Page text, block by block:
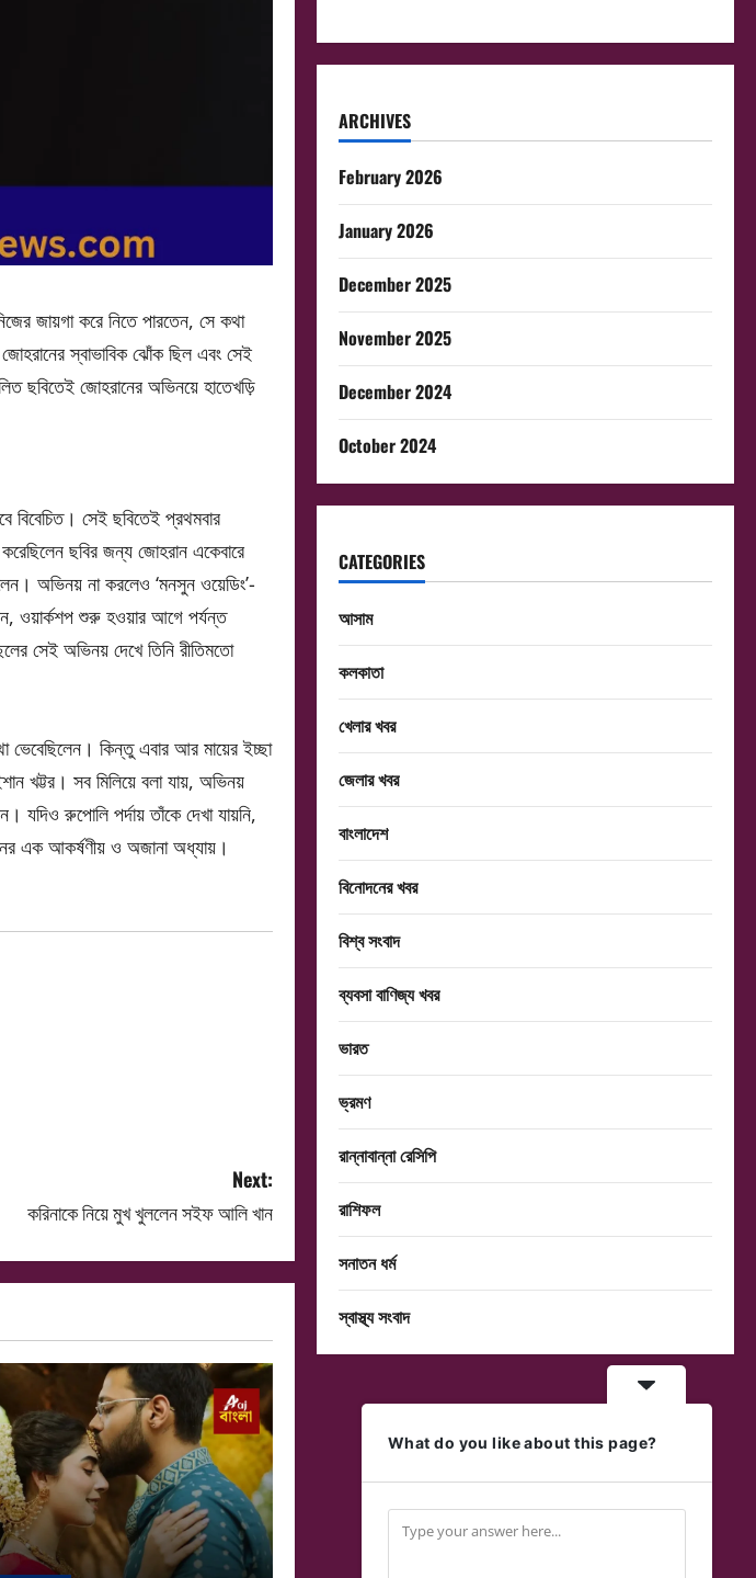
জায়গা করে নিতে পারতেন, সে কথা
স্বাভাবিক ঝোঁক ছিল এবং সেই
ছবিতেই জোহরানের অভিনয়ে হাতেখড়ি
বিবেচিত। সেই ছবিতেই প্রথমবার
ছবির জন্য জোহরান একেবারে
অভিনয় না করলেও ‘মনসুন ওয়েডিং’-
ওয়ার্কশপ শুরু হওয়ার আগে পর্যন্ত
সেই অভিনয় দেখে তিনি রীতিমতো
ভেবেছিলেন। কিন্তু এবার আর মায়ের ইচ্ছা
খট্টর। সব মিলিয়ে বলা যায়, অভিনয়
যদিও রুপোলি পর্দায় তাঁকে দেখা যায়নি,
এক আকর্ষণীয় ও অজানা অধ্যায়।
Next:
করিনাকে নিয়ে মুখ খুললেন সইফ আলি খান
ARCHIVES
February 2026
January 2026
December 2025
November 2025
December 2024
October 2024
CATEGORIES
আসাম
কলকাতা
খেলার খবর
জেলার খবর
বাংলাদেশ
বিনোদনের খবর
বিশ্ব সংবাদ
ব্যবসা বাণিজ্য খবর
ভারত
ভ্রমণ
রান্নাবান্না রেসিপি
রাশিফল
সনাতন ধর্ম
স্বাস্থ্য সংবাদ
What do you like about this page?